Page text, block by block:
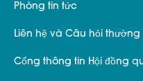
Phòng tin tức
Liên hệ và Câu hỏi thường
Cổng thông tin Hội đồng